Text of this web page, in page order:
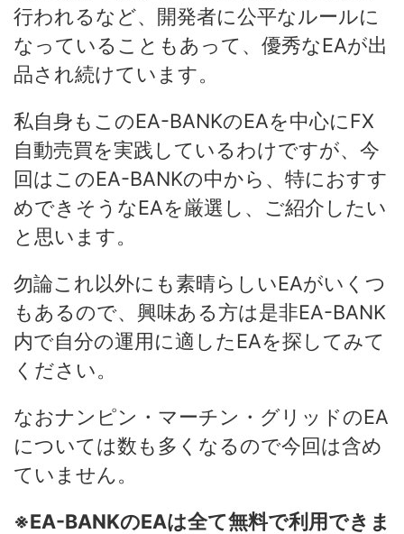
行われるなど、開発者に公平なルールに
なっていることもあって、優秀なEAが出
品され続けています。
私自身もこのEA-BANKのEAを中心にFX
自動売買を実践しているわけですが、今
回はこのEA-BANKの中から、特におすす
めできそうなEAを厳選し、ご紹介したい
と思います。
勿論これ以外にも素晴らしいEAがいくつ
もあるので、興味ある方は是非EA-BANK
内で自分の運用に適したEAを探してみて
ください。
なおナンピン・マーチン・グリッドのEA
については数も多くなるので今回は含め
ていません。
※EA-BANKのEAは全て無料で利用できま